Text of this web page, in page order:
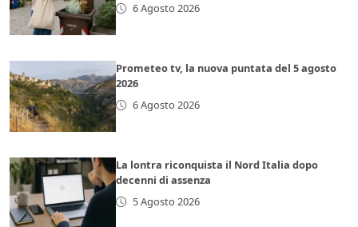
6 Agosto 2026
Prometeo tv, la nuova puntata del 5 agosto
2026
6 Agosto 2026
La lontra riconquista il Nord Italia dopo
decenni di assenza
5 Agosto 2026